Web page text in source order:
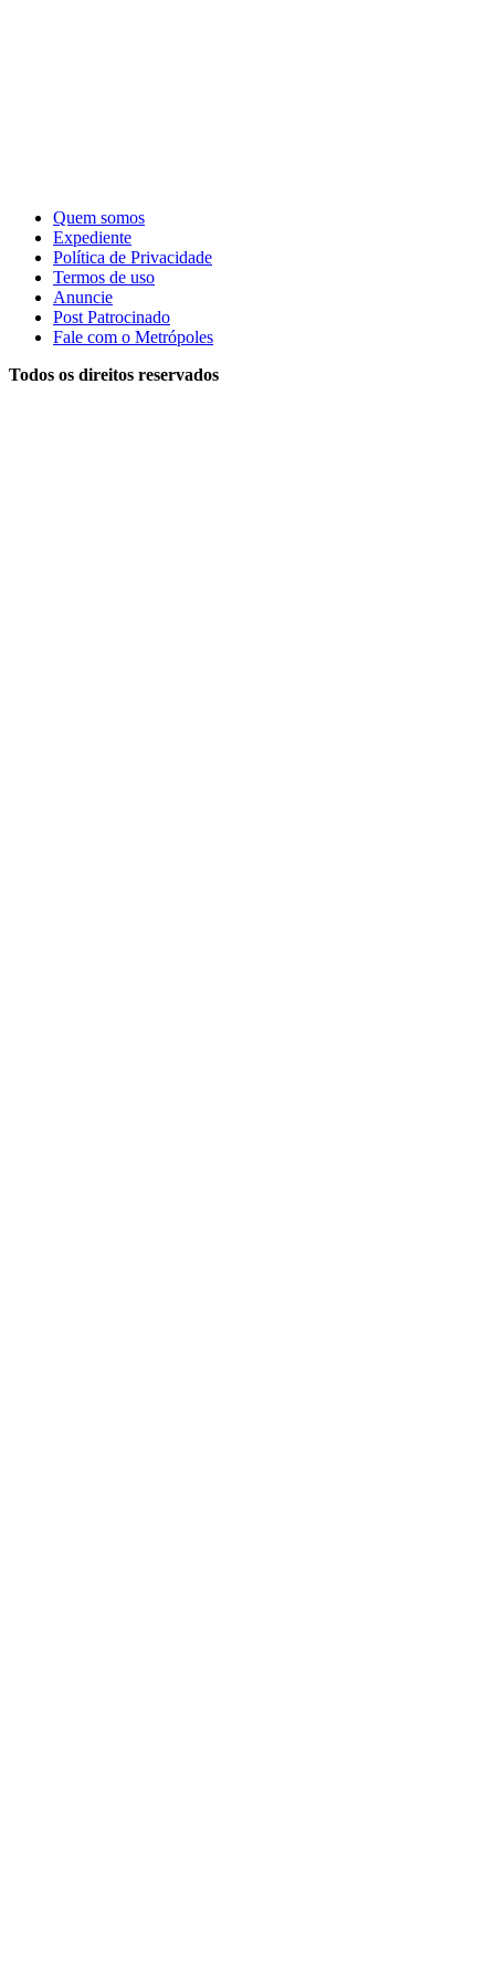
Quem somos
Expediente
Política de Privacidade
Termos de uso
Anuncie
Post Patrocinado
Fale com o Metrópoles
Todos os direitos reservados